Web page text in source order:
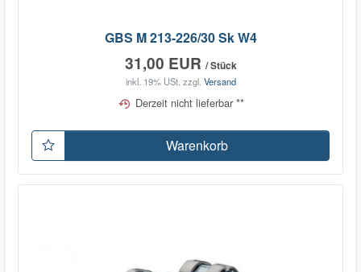
GBS M 213-226/30 Sk W4
31,00 EUR / Stück
inkl. 19% USt. zzgl. Versand
Derzeit nicht lieferbar **
Warenkorb